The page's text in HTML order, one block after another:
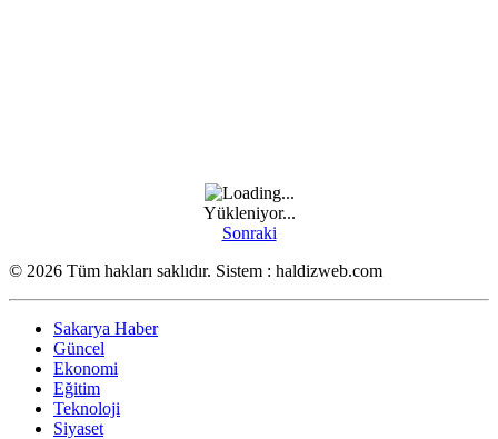
Yükleniyor...
Sonraki
© 2026 Tüm hakları saklıdır. Sistem : haldizweb.com
Sakarya Haber
Güncel
Ekonomi
Eğitim
Teknoloji
Siyaset